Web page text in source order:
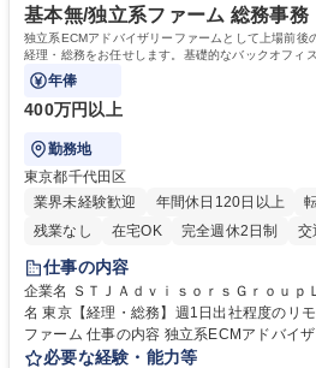
基本無/独立系ファーム 総務事務
独立系ECMアドバイザリーファームとして上場前後
経理・総務をお任せします。基礎的なバックオフィ
任担当として広く活躍できる環境です。
年俸
400万円以上
勤務地
東京都千代田区
業界未経験歓迎
年間休日120日以上
残業なし
在宅OK 完全週休2日制 交
仕事の内容
企業名 ＳＴＪＡｄｖｉｓｏｒｓＧｒｏｕｐＬ
名 東京【経理・総務】週1日出社程度のリ
ファーム 仕事の内容 独立系ECMアドバイザリーファームとして上場前後
の資本市場戦略を設計する当社にて経理・
必要な経験・能力等